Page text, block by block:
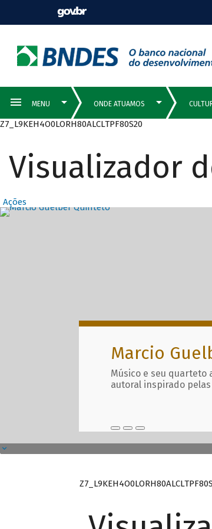
Z7_L9KEH4O0LORH80ALCLTPF80S20
Visualizador
Ações
Destaques
Marcio
Músico e seu
autoral inspirado